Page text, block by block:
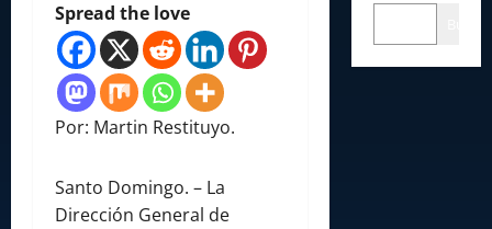
Spread the love
Por: Martin Restituyo.
Santo Domingo. – La
Dirección General de